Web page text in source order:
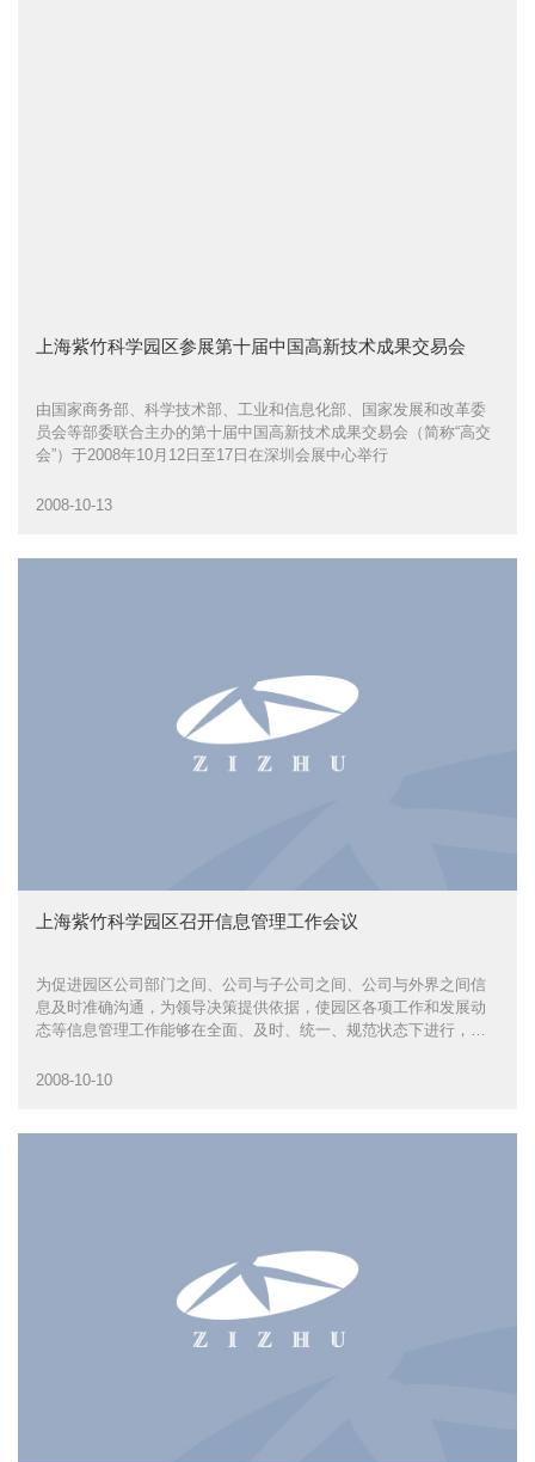
上海紫竹科学园区参展第十届中国高新技术成果交易会
由国家商务部、科学技术部、工业和信息化部、国家发展和改革委
员会等部委联合主办的第十届中国高新技术成果交易会（简称“高交
会”）于2008年10月12日至17日在深圳会展中心举行
2008-10-13
上海紫竹科学园区召开信息管理工作会议
为促进园区公司部门之间、公司与子公司之间、公司与外界之间信
息及时准确沟通，为领导决策提供依据，使园区各项工作和发展动
态等信息管理工作能够在全面、及时、统一、规范状态下进行，根
二楼2号会议室，园区公司总经办牵头召开了上海紫竹科学园区信息
2008-10-10